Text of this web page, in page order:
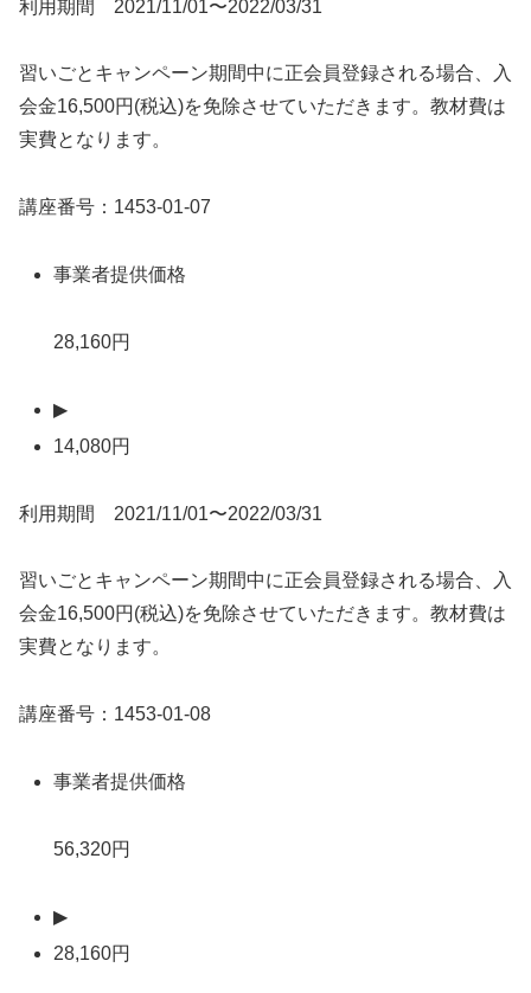
利用期間 2021/11/01〜2022/03/31
習いごとキャンペーン期間中に正会員登録される場合、入
会金16,500円(税込)を免除させていただきます。教材費は
実費となります。
講座番号：1453-01-07
事業者提供価格
28,160円
▶
14,080円
利用期間 2021/11/01〜2022/03/31
習いごとキャンペーン期間中に正会員登録される場合、入
会金16,500円(税込)を免除させていただきます。教材費は
実費となります。
講座番号：1453-01-08
事業者提供価格
56,320円
▶
28,160円